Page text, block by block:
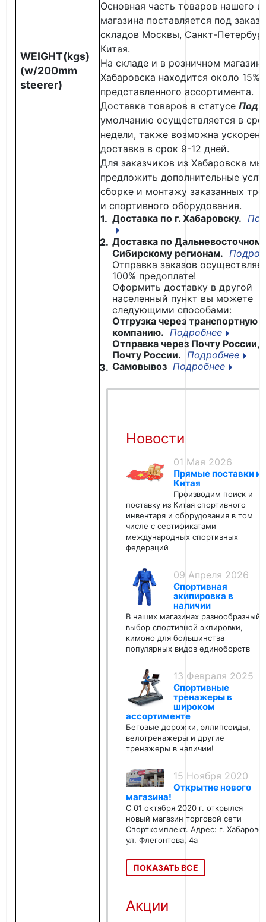
WEIGHT(kgs)
(w/200mm
steerer)
Основная часть товаров нашего
магазина поставляется под заказ
складов Москвы, Санкт-
Китая.
На складе и в розничном
Хабаровска находится около 15%
представленного ассортимента.
Доставка товаров в статусе Под
умолчанию осуществляется в
недели, также возможна
доставка в срок 9-12 дней.
Для заказчиков из Хабаровска
предложить дополнительные
сборке и монтажу заказанных
и спортивного оборудования.
1. Доставка по г. Хабаровску.
2. Доставка по
Сибирскому регионам.
Отправка заказов
100% предоплате!
Оформить доставку в другой
населенный пункт вы можете
следующими способами:
Отгрузка через транспортную
компанию. Подробнее
Отправка через Почту России,
Почту России. Подробнее
3. Самовывоз Подробнее
Новости
01 Мая 2026
Прямые поставки из
Китая
Производим поиск и
поставку из Китая спортивного
инвентаря и оборудования в том
числе с сертификатами
международных спортивных
федераций
09 Апреля 2026
Спортивная
экипировка в
наличии
В наших магазинах разнообразный
выбор спортивной экпировки,
кимоно для большинства
популярных видов единоборств
13 Февраля 2025
Спортивные
тренажеры в
широком
ассортименте
Беговые дорожки, эллипсоиды,
велотренажеры и другие
тренажеры в наличии!
15 Ноября 2020
Открытие нового
магазина!
С 01 октября 2020 г. открылся
новый магазин торговой сети
Спорткомплект. Адрес: г. Хабаровск
ул. Флегонтова, 4а
ПОКАЗАТЬ ВСЕ
Акции